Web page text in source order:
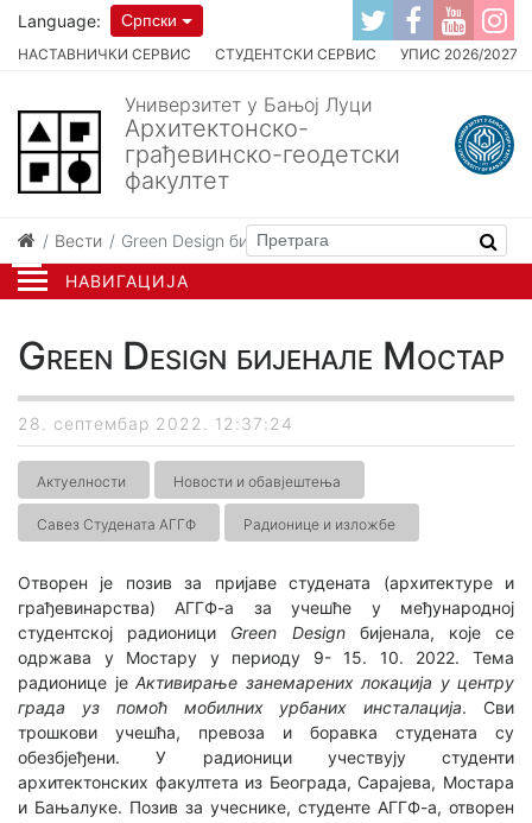
НАВИГАЦИЈА
НАСТАВНИЧКИ СЕРВИС СТУДЕНТСКИ СЕРВИС УПИС 2026/2027
Language: Српски
Универзитет у Бањој Луци
Архитектонско-
грађевинско-геодетски
факултет
Вести Green Design бијенале Мостар
Green Design бијенале Мостар
28. септембар 2022. 12:37:24
Актуелности Новости и обавјештења
Савез Студената АГГФ Радионице и изложбе
Отворен је позив за пријаве студената (архитектуре и
грађевинарства) АГГФ-а за учешће у међународној
студентској радионици Green Designбијенала, које се
одржава у Мостару у периоду 9- 15. 10. 2022. Тема
радионице је Активирање занемарених локација у центру
града уз помоћ мобилних урбаних инсталација. Сви
трошкови учешћа, превоза и боравка студената су
обезбјеђени. У радионици учествују студенти
архитектонских факултета из Београда, Сарајева, Мостара
и Бањалуке. Позив за учеснике, студенте АГГФ-а, отворен